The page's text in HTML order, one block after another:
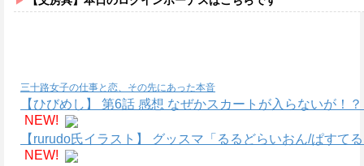
三十路女子の仕事と恋、その先にあった本音
【ひびめし】 第6話 感想 なぜかスカートが入らないが！
NEW!
【rurudo氏イラスト】 グッスマ「るるどらいおん/ぱすて
NEW!